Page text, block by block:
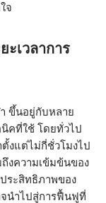
จ
ะเวลาการ
ขึ้นอยู่กับหลาย
คที่ใช้ โดยทั่วไป
งแต่ไม่กี่ชั่วโมงไป
งความเข้มข้นของ
ระสิทธิภาพของ
นำไปสู่การฟื้นฟูที่